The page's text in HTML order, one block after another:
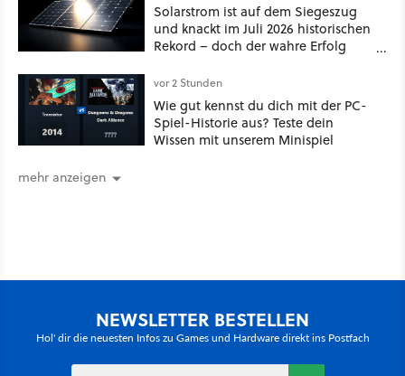
Solarstrom ist auf dem Siegeszug
und knackt im Juli 2026 historischen
Rekord – doch der wahre Erfolg
vor 2 Stunden
Wie gut kennst du dich mit der PC-
Spiel-Historie aus? Teste dein
Wissen mit unserem Minispiel
mehr anzeigen
NEWSLETTER BESTELLEN
Hol' dir die neuesten Infos zu Games und Hardware direkt ins Postfach